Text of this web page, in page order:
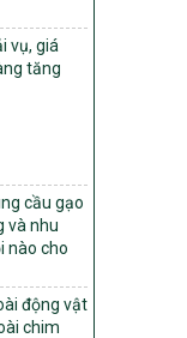
một số
gia
nghèo
– xã hội
và miền
phạm vi
và
và quy
Mỗi
vụ, giá
tăng
cầu gạo
và nhu
nào cho
động vật
chim